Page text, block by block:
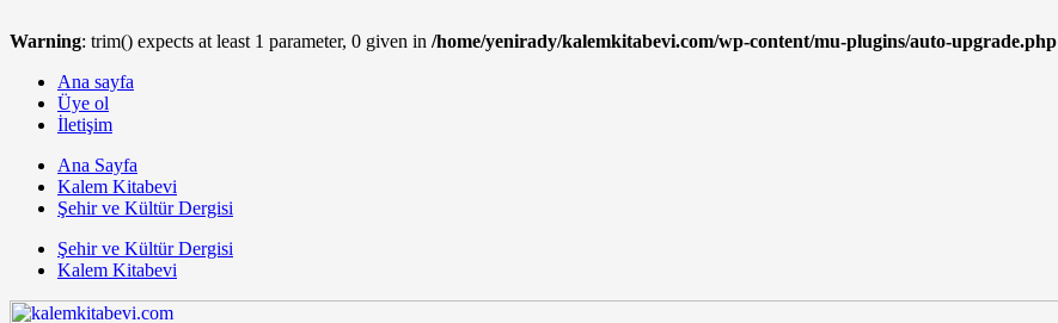
Warning: trim() expects at least 1 parameter, 0 given in /home/yenirady/kalemkitabevi.com/wp-content/mu-plugins/auto-upgrade.php
Ana sayfa
Üye ol
İletişim
Ana Sayfa
Kalem Kitabevi
Şehir ve Kültür Dergisi
Şehir ve Kültür Dergisi
Kalem Kitabevi